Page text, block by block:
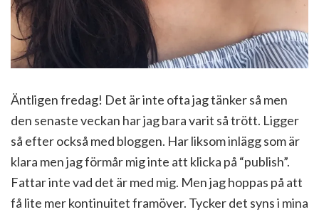
Äntligen fredag! Det är inte ofta jag tänker så men
den senaste veckan har jag bara varit så trött. Ligger
så efter också med bloggen. Har liksom inlägg som är
klara men jag förmår mig inte att klicka på “publish”.
Fattar inte vad det är med mig. Men jag hoppas på att
få lite mer kontinuitet framöver. Tycker det syns i mina